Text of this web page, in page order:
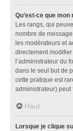
Qu’est-ce que
Les rangs, qui
nombre de
les modérateurs et
directement modifier
l’administrateur du
dans le seul but de
cette pratique est
administrateur) peut
Haut
Lorsque je clique